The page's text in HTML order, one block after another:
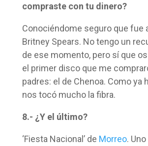
compraste con tu dinero?
Conociéndome seguro que fue
Britney Spears. No tengo un
de ese momento, pero sí que
el primer disco que me
padres: el de Chenoa. Como ya
nos tocó mucho la fibra.
8.- ¿Y el último?
‘Fiesta Nacional’ de Morreo.